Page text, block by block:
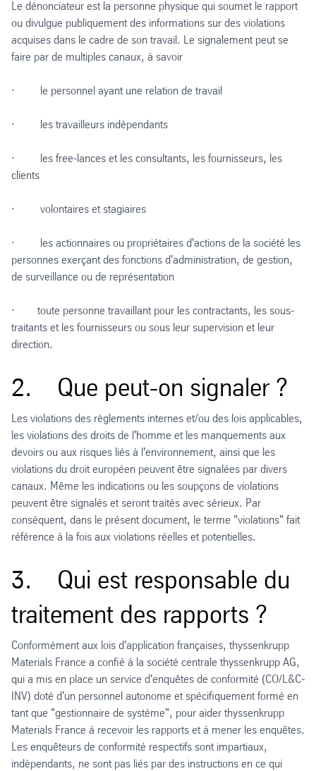
Le dénonciateur est la personne physique qui soumet le rapport
ou divulgue publiquement des informations sur des violations
acquises dans le cadre de son travail. Le signalement peut se
faire par de multiples canaux, à savoir
· le personnel ayant une relation de travail
· les travailleurs indépendants
· les free-lances et les consultants, les fournisseurs, les
clients
· volontaires et stagiaires
· les actionnaires ou propriétaires d'actions de la société les
personnes exerçant des fonctions d'administration, de gestion,
de surveillance ou de représentation
· toute personne travaillant pour les contractants, les sous-
traitants et les fournisseurs ou sous leur supervision et leur
direction.
2. Que peut-on signaler ?
Les violations des règlements internes et/ou des lois applicables,
les violations des droits de l'homme et les manquements aux
devoirs ou aux risques liés à l'environnement, ainsi que les
violations du droit européen peuvent être signalées par divers
canaux. Même les indications ou les soupçons de violations
peuvent être signalés et seront traités avec sérieux. Par
conséquent, dans le présent document, le terme "violations" fait
référence à la fois aux violations réelles et potentielles.
3. Qui est responsable du
traitement des rapports ?
Conformément aux lois d'application françaises, thyssenkrupp
Materials France a confié à la société centrale thyssenkrupp AG,
qui a mis en place un service d'enquêtes de conformité (CO/L&C-
INV) doté d'un personnel autonome et spécifiquement formé en
tant que "gestionnaire de système", pour aider thyssenkrupp
Materials France à recevoir les rapports et à mener les enquêtes.
Les enquêteurs de conformité respectifs sont impartiaux,
indépendants, ne sont pas liés par des instructions en ce qui